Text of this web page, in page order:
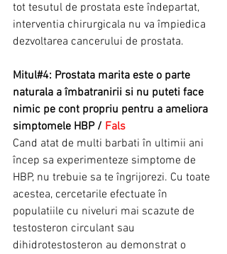
tot tesutul de prostata este îndepartat,
interventia chirurgicala nu va împiedica
dezvoltarea cancerului de prostata.
Mitul#4: Prostata marita este o parte
naturala a îmbatranirii si nu puteti face
nimic pe cont propriu pentru a ameliora
simptomele HBP / Fals
Cand atat de multi barbati în ultimii ani
încep sa experimenteze simptome de
HBP, nu trebuie sa te îngrijorezi. Cu toate
acestea, cercetarile efectuate în
populatiile cu niveluri mai scazute de
testosteron circulant sau
dihidrotestosteron au demonstrat o